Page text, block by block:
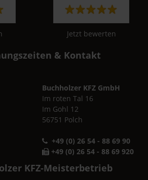
Jetzt bewerten
& Kontakt
Buchholzer KFZ GmbH
Im roten Tal 16
Im Gohl 12
56751 Polch
+49 (0) 26 54 - 88 69 90
+49 (0) 26 54 - 88 69 920
KFZ-Meisterbetrieb